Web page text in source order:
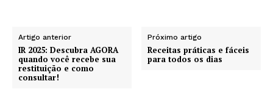
Artigo anterior
IR 2025: Descubra AGORA
quando você recebe sua
restituição e como
consultar!
Próximo artigo
Receitas práticas e fáceis
para todos os dias